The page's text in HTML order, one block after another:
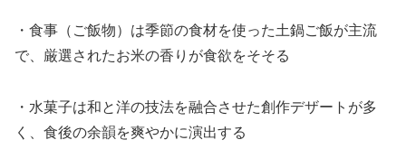
・食事（ご飯物）は季節の食材を使った土鍋ご飯が主流
で、厳選されたお米の香りが食欲をそそる
・水菓子は和と洋の技法を融合させた創作デザートが多
く、食後の余韻を爽やかに演出する